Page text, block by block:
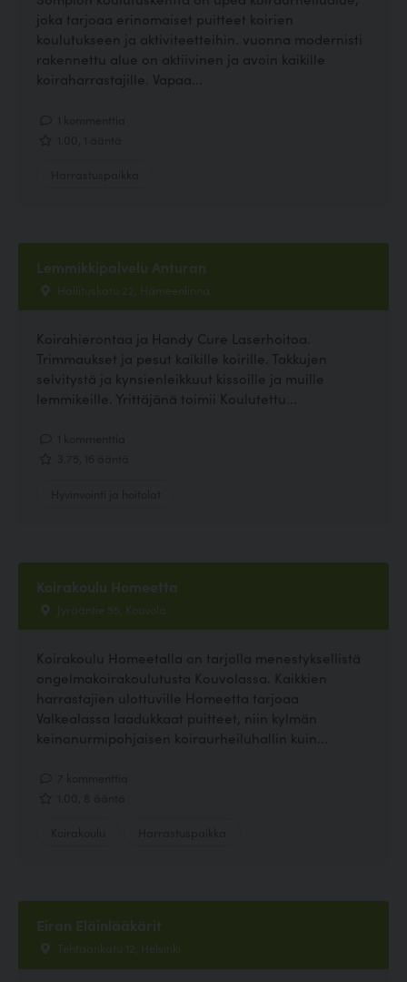
joka tarjoaa erinomaiset puitteet koirien
koulutukseen ja aktiviteetteihin. vuonna modernisti
rakennettu alue on aktiivinen ja avoin kaikille
koiraharrastajille. Vapaa...
Lemmikkipalvelu Anturan
Hallituskatu 22, Hämeenlinna
Koirahierontaa ja Handy Cure Laserhoitoa.
Trimmaukset ja pesut kaikille koirille. Takkujen
selvitystä ja kynsienleikkuut kissoille ja muille
lemmikeille. Yrittäjänä toimii Koulutettu...
Koirakoulu Homeetta
Jyrääntie 55, Kouvola
Koirakoulu Homeetalla on tarjolla menestyksellistä
ongelmakoirakoulutusta Kouvolassa. Kaikkien
harrastajien ulottuville Homeetta tarjoaa
Valkealassa laadukkaat puitteet, niin kylmän
keinonurmipohjaisen koiraurheiluhallin kuin...
Eiran Eläinlääkärit
Tehtaankatu 12, Helsinki